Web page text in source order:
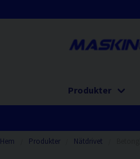
Produkter
Hem Produkter Nätdrivet